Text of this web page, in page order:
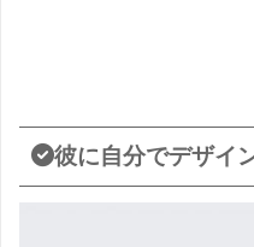
彼に自分でデザイ